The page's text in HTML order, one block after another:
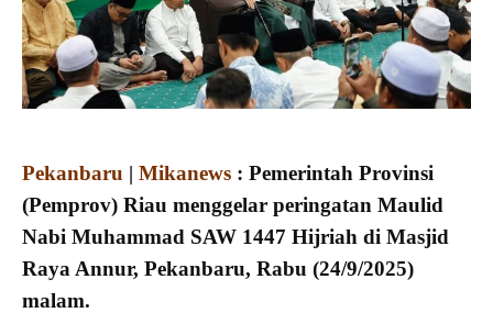
Pekanbaru | Mikanews : Pemerintah Provinsi
(Pemprov) Riau menggelar peringatan Maulid
Nabi Muhammad SAW 1447 Hijriah di Masjid
Raya Annur, Pekanbaru, Rabu (24/9/2025)
malam.